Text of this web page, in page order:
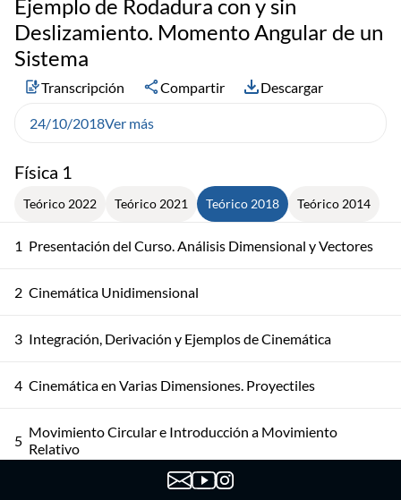
Física 1
Teórico 2022 Teórico 2021 Teórico 2018 Teórico 2014
1 Presentación del Curso. Análisis Dimensional y Vectores
2 Cinemática Unidimensional
3 Integración, Derivación y Ejemplos de Cinemática
4 Cinemática en Varias Dimensiones. Proyectiles
5 Movimiento Circular e Introducción a Movimiento
Relativo
Sistemas de Referencia. Leyes de Newton
Ejemplo de Rodadura con y sin
Deslizamiento. Momento Angular de un
Sistema
Transcripción Compartir Descargar
24/10/2018Ver más